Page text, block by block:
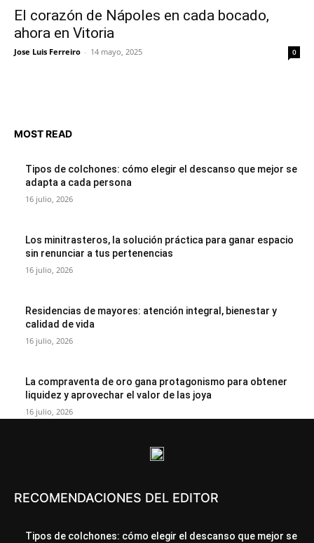
El corazón de Nápoles en cada bocado,
ahora en Vitoria
Jose Luis Ferreiro - 14 mayo, 2025 0
MOST READ
Tipos de colchones: cómo elegir el descanso que mejor se
adapta a cada persona
16 julio, 2026
Los minitrasteros, la solución práctica para ganar espacio
sin renunciar a tus pertenencias
16 julio, 2026
Residencias de mayores: atención integral, bienestar y
calidad de vida
16 julio, 2026
La compraventa de oro gana protagonismo para obtener
liquidez y aprovechar el valor de las joya
16 julio, 2026
RECOMENDACIONES DEL EDITOR
Tipos de colchones: cómo elegir el descanso que mejor se